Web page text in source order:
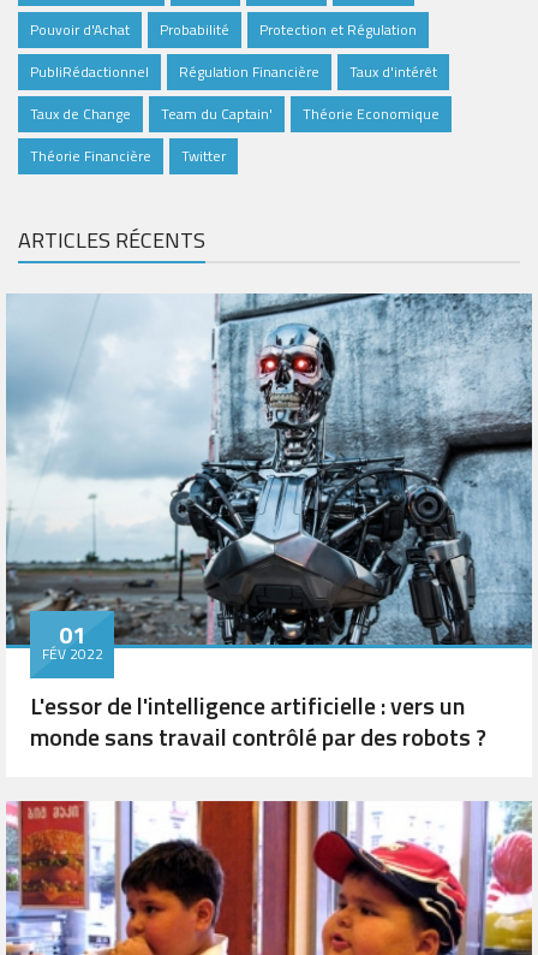
Pouvoir d'Achat
Probabilité
Protection et Régulation
PubliRédactionnel
Régulation Financière
Taux d'intérêt
Taux de Change
Team du Captain'
Théorie Economique
Théorie Financière
Twitter
ARTICLES RÉCENTS
01
FÉV 2022
L'essor de l'intelligence artificielle : vers un
monde sans travail contrôlé par des robots ?